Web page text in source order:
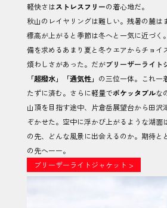
軽快さはストレスフリーの着心地だ。
秋山のレイヤリングは難しい。残暑の麓は
標高が上がると季節は冬へと一気に近づく
備を求めるあまり夏と冬ウエアからチョイ
煩わしさがあった。だがブリーザーライト
「超撥水」「通気性」 の三位一体。これ一
たずに済む。さらに軽量でポケッタブルな
山頂を目指す途中、片倉岳展望台から田沢
ぞかせた。空中に浮かび上がるような湖面
の先、どんな風景に出会えるのか。期待と
の先へーー。
ブリーザーライトジャケット >